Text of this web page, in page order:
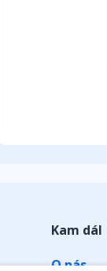
Kam dál
O nás